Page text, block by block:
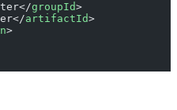
groupId>
artifactId>
>